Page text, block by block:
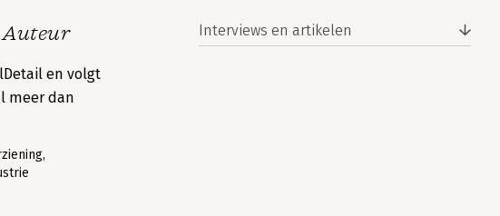
Auteur
en volgt
meer dan
Interviews en artikelen